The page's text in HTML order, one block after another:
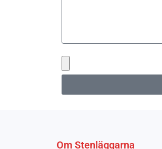
Om Stenläggarna